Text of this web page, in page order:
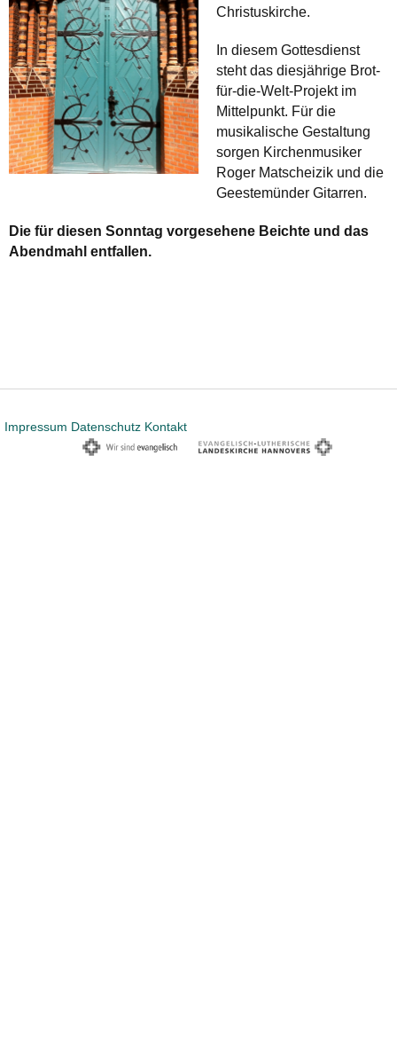
Christuskirche.
In diesem Gottesdienst
steht das diesjährige Brot-
für-die-Welt-Projekt im
Mittelpunkt. Für die
musikalische Gestaltung
sorgen Kirchenmusiker
Roger Matscheizik und die
Geestemünder Gitarren.
Die für diesen Sonntag vorgesehene Beichte und das
Abendmahl entfallen.
Impressum Datenschutz Kontakt